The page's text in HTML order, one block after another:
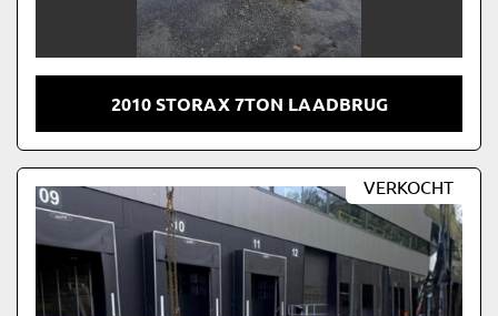
2010 STORAX 7TON LAADBRUG
VERKOCHT